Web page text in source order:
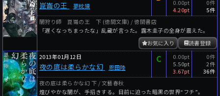
崑崙の王 夢枕獏
0.00pt
4.20pt
0件
5件
闇狩り師 崑崙の王 下 (徳間文庫) / 徳間書店
「遅くなっちまったな」乱蔵が言った。露木圭子の全身が震えた。
読書登録
お気に入り
2013年01月12日
夜の底は柔らかな幻 恩田陸
C
0.00pt
5.50pt
3.67pt
0件
2件
36件
夜の底は柔らかな幻 下 / 文藝春秋
煌びやかな闇が、手招きする。目前に迫った暗黒の世界“フチ”。